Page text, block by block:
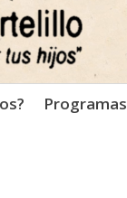
Programas